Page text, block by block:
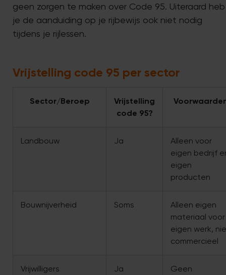
geen zorgen te maken over Code 95. Uiteraard heb
je de aanduiding op je rijbewijs ook niet nodig
tijdens je rijlessen.
Vrijstelling code 95 per sector
Sector/Beroep
Vrijstelling
code 95?
Landbouw Ja
Alleen voor
eigen bedrijf
eigen
producten
Bouwnijverheid Soms
Alleen eigen
materiaal voor
eigen werk,
commercieel
Vrijwilligers Ja Geen